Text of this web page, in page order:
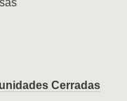
Cerradas